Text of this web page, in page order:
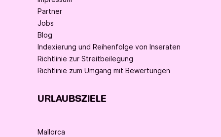
Partner
Jobs
Blog
Indexierung und Reihenfolge von Inseraten
Richtlinie zur Streitbeilegung
Richtlinie zum Umgang mit Bewertungen
URLAUBSZIELE
Mallorca